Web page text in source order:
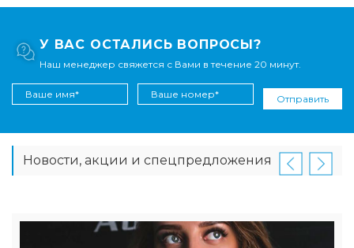
У ВАС ОСТАЛИСЬ ВОПРОСЫ?
Наш менеджер свяжется с Вами в течение 20 минут.
Отправить
Новости, акции и спецпредложения